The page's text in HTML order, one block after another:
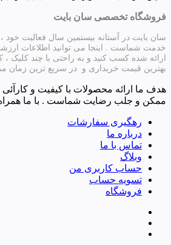
فروشگاه تخصصی سان بایت
سان بایت در آستانه بیستمین سال فعالیت
خدمت شماست . اینجا می توانید اطلاعات
ارائه شده کسب کنید و به راحتی با چند کلیک ،
بهترین قیمت خریداری و در سریع ترین زمان
هدف ما ارائه محصولات با کیفیت و کارآئی
ممکن و جلب رضایت شماست . با ما همراه
رهگیری سفارشات
درباره ما
تماس با ما
وبلاگ
حساب کاربری من
تسویه حساب
فروشگاه